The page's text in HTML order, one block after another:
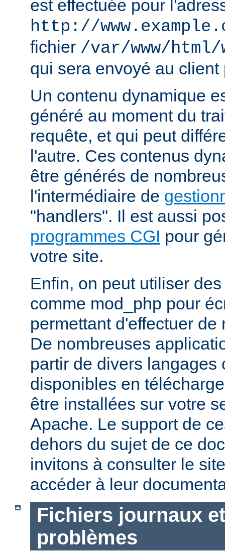
est effectuée pour
http://
fichier /var/www/
qui sera envoyé au client
Un contenu dynamique
généré au moment du
requête, et qui peut
l'autre. Ces contenus
être générés de
l'intermédiaire de
"handlers". Il est aussi
programmes CGI pour
votre site.
Enfin, on peut utiliser
comme mod_php pour
permettant d'effectuer
De nombreuses
partir de divers langages
disponibles en
être installées sur votre
Apache. Le support de
dehors du sujet de ce
invitons à consulter le
accéder à leur
Fichiers journaux
problèmes